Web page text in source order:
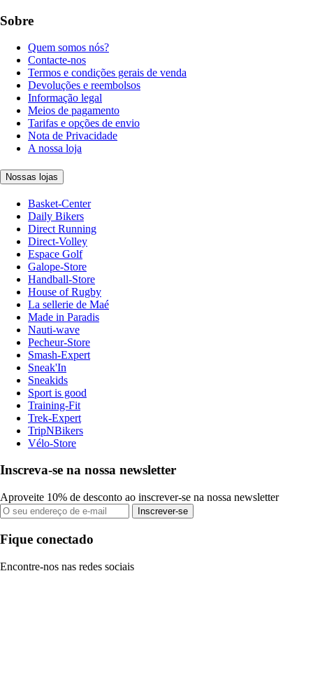
Sobre
Quem somos nós?
Contacte-nos
Termos e condições gerais de venda
Devoluções e reembolsos
Informação legal
Meios de pagamento
Tarifas e opções de envio
Nota de Privacidade
A nossa loja
Nossas lojas
Basket-Center
Daily Bikers
Direct Running
Direct-Volley
Espace Golf
Galope-Store
Handball-Store
House of Rugby
La sellerie de Maé
Made in Paradis
Nauti-wave
Pecheur-Store
Smash-Expert
Sneak'In
Sneakids
Sport is good
Training-Fit
Trek-Expert
TripNBikers
Vélo-Store
Inscreva-se na nossa newsletter
Aproveite 10% de desconto ao inscrever-se na nossa newsletter
Inscrever-se
Fique conectado
Encontre-nos nas redes sociais